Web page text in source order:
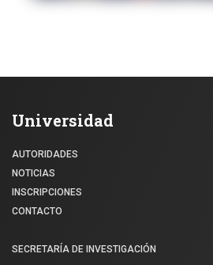
Universidad
AUTORIDADES
NOTICIAS
INSCRIPCIONES
CONTACTO
SECRETARÍA DE INVESTIGACIÓN